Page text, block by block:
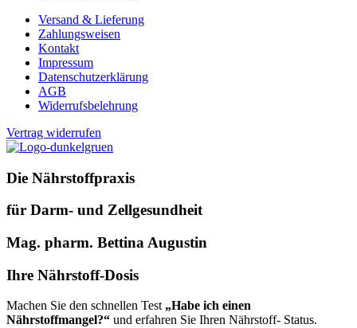
Versand & Lieferung
Zahlungsweisen
Kontakt
Impressum
Datenschutzerklärung
AGB
Widerrufsbelehrung
Vertrag widerrufen
Die Nährstoffpraxis
für Darm- und Zellgesundheit
Mag. pharm. Bettina Augustin
Ihre Nährstoff-Dosis
Machen Sie den schnellen Test „Habe ich einen
Nährstoffmangel?“ und erfahren Sie Ihren Nährstoff- Status.